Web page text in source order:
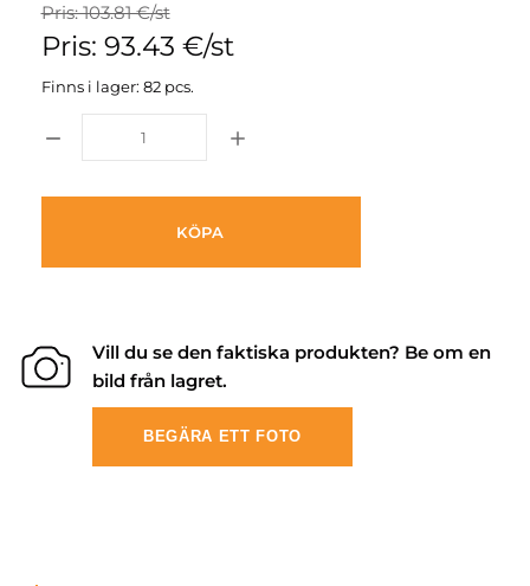
Pris: 103.81 €/st
Pris: 93.43 €/st
Finns i lager: 82 pcs.
KÖPA
Vill du se den faktiska produkten? Be om en
bild från lagret.
BEGÄRA ETT FOTO